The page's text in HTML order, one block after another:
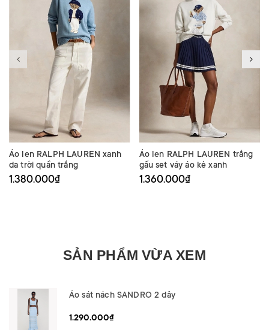
Áo len RALPH LAUREN xanh
da trời quần trắng
1.380.000₫
Áo len RALPH LAUREN trắng
gấu set váy áo kẻ xanh
1.360.000₫
SẢN PHẨM VỪA XEM
Áo sát nách SANDRO 2 dây
1.290.000₫